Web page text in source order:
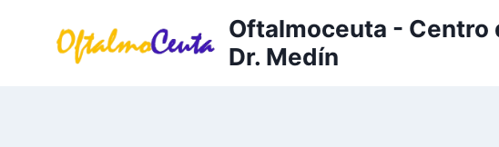
Oftalmoceuta - Centro
Dr. Medín